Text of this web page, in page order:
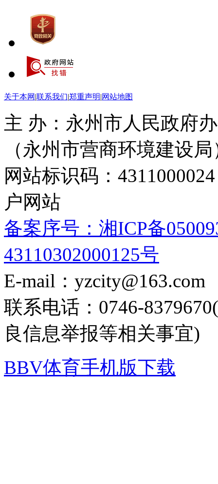
关于本网 |联系我们|郑重声明|网站地图
主 办：永州市人民政府
（永州市营商环境建设局
网站标识码：
户网站
备案序号：湘ICP备
43110302000125号
E-mail：yzcity@163.com
联系电话：0746-
良信息举报等相关事宜)
BBV体育手机版下载